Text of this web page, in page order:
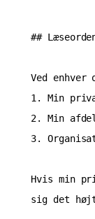
##
Ved
1. Min
2. Min
3.
Hvis min
sig det